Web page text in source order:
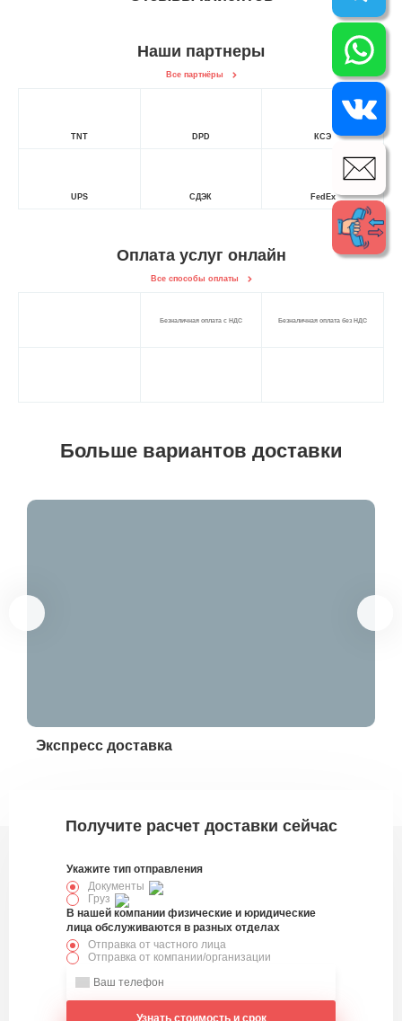
Наши партнеры
Все партнёры
TNT DPD КСЭ
UPS СДЭК FedEx
Оплата услуг онлайн
Все способы оплаты
Безналичная оплата с НДС Безналичная оплата без НДС
Больше вариантов доставки
Экспресс доставка
Получите расчет доставки сейчас
Укажите тип отправления
Документы
Груз
В нашей компании физические и юридические
лица обслуживаются в разных отделах
Отправка от частного лица
Отправка от компании/организации
Узнать стоимость и срок